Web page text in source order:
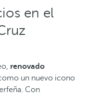
en el
renovado
un nuevo icono
Con